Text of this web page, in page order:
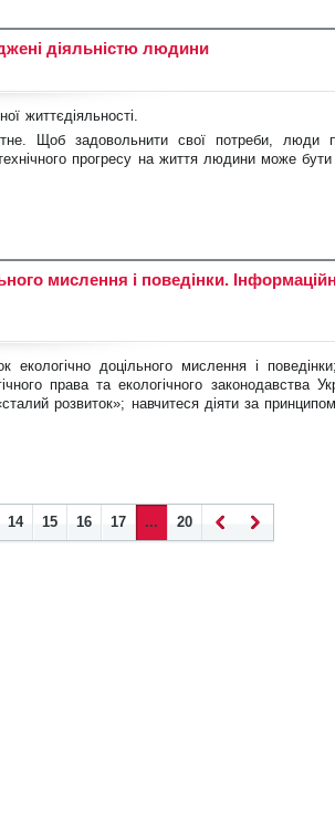
діяльністю людини
життєдіяльності.
Щоб задовольнити свої потреби, люди
прогресу на життя людини може бути
мислення і поведінки.
екологічно доцільного мислення і
права та екологічного законодавства
розвиток»; навчитеся діяти за
14 15 16 17 ...
20